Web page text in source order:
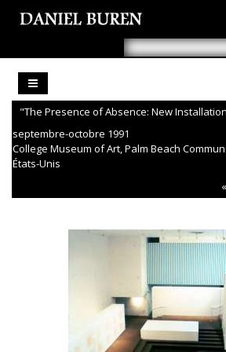
"The Presence of Absence: New
septembre-octobre 1991
College Museum of Art, Palm Beach
États-Unis